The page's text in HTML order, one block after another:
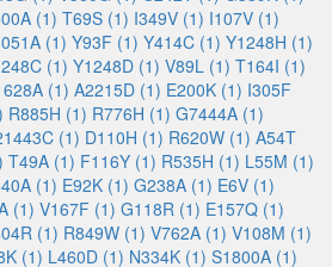
(1) T69S (1) I349V (1) I107V (1)
(1) Y93F (1) Y414C (1) Y1248H (1)
(1) Y1248D (1) V89L (1) T164I (1)
(1) A2215D (1) E200K (1) I305F
R885H (1) R776H (1) G7444A (1)
(1) D110H (1) R620W (1) A54T
T49A (1) F116Y (1) R535H (1) L55M (1)
(1) E92K (1) G238A (1) E6V (1)
(1) V167F (1) G118R (1) E157Q (1)
(1) R849W (1) V762A (1) V108M (1)
(1) L460D (1) N334K (1) S1800A (1)